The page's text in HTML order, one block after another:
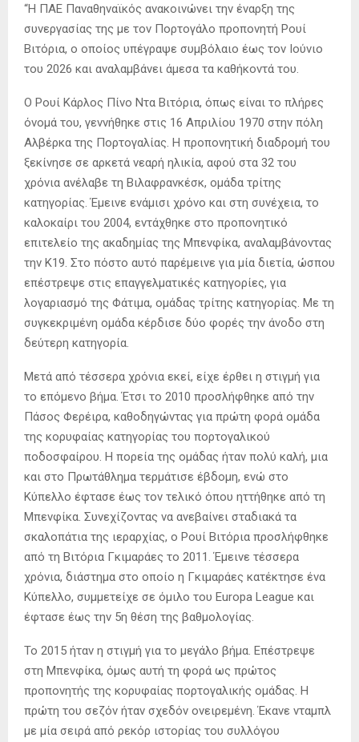
“Η ΠΑΕ Παναθηναϊκός ανακοινώνει την έναρξη της
συνεργασίας της με τον Πορτογάλο προπονητή Ρουί
Βιτόρια, ο οποίος υπέγραψε συμβόλαιο έως τον Ιούνιο
του 2026 και αναλαμβάνει άμεσα τα καθήκοντά του.
Ο Ρουί Κάρλος Πίνο Ντα Βιτόρια, όπως είναι το πλήρες
όνομά του, γεννήθηκε στις 16 Απριλίου 1970 στην πόλη
Αλβέρκα της Πορτογαλίας. Η προπονητική διαδρομή του
ξεκίνησε σε αρκετά νεαρή ηλικία, αφού στα 32 του
χρόνια ανέλαβε τη Βιλαφρανκέσκ, ομάδα τρίτης
κατηγορίας. Έμεινε ενάμισι χρόνο και στη συνέχεια, το
καλοκαίρι του 2004, εντάχθηκε στο προπονητικό
επιτελείο της ακαδημίας της Μπενφίκα, αναλαμβάνοντας
την Κ19. Στο πόστο αυτό παρέμεινε για μία διετία, ώσπου
επέστρεψε στις επαγγελματικές κατηγορίες, για
λογαριασμό της Φάτιμα, ομάδας τρίτης κατηγορίας. Με τη
συγκεκριμένη ομάδα κέρδισε δύο φορές την άνοδο στη
δεύτερη κατηγορία.
Μετά από τέσσερα χρόνια εκεί, είχε έρθει η στιγμή για
το επόμενο βήμα. Έτσι το 2010 προσλήφθηκε από την
Πάσος Φερέιρα, καθοδηγώντας για πρώτη φορά ομάδα
της κορυφαίας κατηγορίας του πορτογαλικού
ποδοσφαίρου. Η πορεία της ομάδας ήταν πολύ καλή, μια
και στο Πρωτάθλημα τερμάτισε έβδομη, ενώ στο
Κύπελλο έφτασε έως τον τελικό όπου ηττήθηκε από τη
Μπενφίκα. Συνεχίζοντας να ανεβαίνει σταδιακά τα
σκαλοπάτια της ιεραρχίας, ο Ρουί Βιτόρια προσλήφθηκε
από τη Βιτόρια Γκιμαράες το 2011. Έμεινε τέσσερα
χρόνια, διάστημα στο οποίο η Γκιμαράες κατέκτησε ένα
Κύπελλο, συμμετείχε σε όμιλο του Europa League και
έφτασε έως την 5η θέση της βαθμολογίας.
Το 2015 ήταν η στιγμή για το μεγάλο βήμα. Επέστρεψε
στη Μπενφίκα, όμως αυτή τη φορά ως πρώτος
προπονητής της κορυφαίας πορτογαλικής ομάδας. Η
πρώτη του σεζόν ήταν σχεδόν ονειρεμένη. Έκανε νταμπλ
με μία σειρά από ρεκόρ ιστορίας του συλλόγου